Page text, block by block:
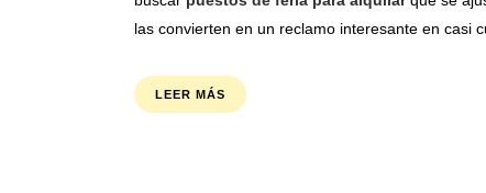
las convierten en un reclamo interesante en casi
LEER MÁS